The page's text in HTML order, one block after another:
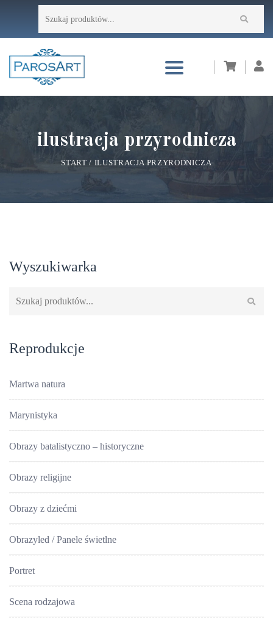
ilustracja przyrodnicza
START / ILUSTRACJA PRZYRODNICZA
Wyszukiwarka
Reprodukcje
Martwa natura
Marynistyka
Obrazy batalistyczno – historyczne
Obrazy religijne
Obrazy z dziećmi
Obrazyled / Panele świetlne
Portret
Scena rodzajowa